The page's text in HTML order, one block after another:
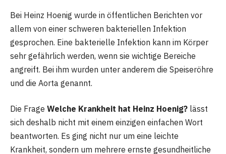
Bei Heinz Hoenig wurde in öffentlichen Berichten vor
allem von einer schweren bakteriellen Infektion
gesprochen. Eine bakterielle Infektion kann im Körper
sehr gefährlich werden, wenn sie wichtige Bereiche
angreift. Bei ihm wurden unter anderem die Speiseröhre
und die Aorta genannt.
Die Frage Welche Krankheit hat Heinz Hoenig? lässt
sich deshalb nicht mit einem einzigen einfachen Wort
beantworten. Es ging nicht nur um eine leichte
Krankheit, sondern um mehrere ernste gesundheitliche